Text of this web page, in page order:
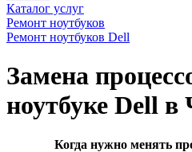
Каталог услуг
Ремонт ноутбуков
Ремонт ноутбуков Dell
Замена
ноутбуке Dell в
Когда нужно менять